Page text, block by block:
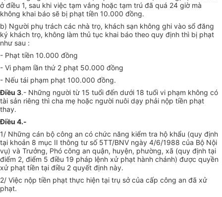
ở điều 1, sau khi việc tạm vắng hoặc tạm trú đã quá 24 giờ mà
không khai báo sẽ bị phạt tiền 10.000 đồng.
b) Người phụ trách các nhà trọ, khách sạn không ghi vào sổ đăng
ký khách trọ, không làm thủ tục khai báo theo quy định thì bị phạt
như sau :
- Phạt tiền 10.000 đồng
- Vi phạm lần thứ 2 phạt 50.000 đồng
- Nếu tái phạm phạt 100.000 đồng.
Điều 3.- Những người từ 15 tuổi đến dưới 18 tuổi vi phạm không có
tài sản riêng thì cha mẹ hoặc người nuôi dạy phải nộp tiền phạt
thay.
Điều 4.-
1/ Những cán bộ công an có chức năng kiểm tra hộ khẩu (quy định
tại khoản 8 mục II thông tư số 5TT/BNV ngày 4/6/1988 của Bộ Nội
vụ) và Trưởng, Phó công an quận, huyện, phường, xã (quy định tại
điểm 2, điểm 5 điều 19 pháp lệnh xử phạt hành chánh) được quyền
xử phạt tiền tại điều 2 quyết định này.
2/ Việc nộp tiền phạt thực hiện tại trụ sở của cấp công an đã xử
phạt.